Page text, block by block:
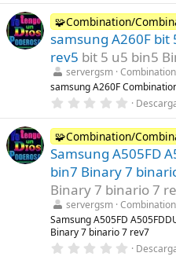
0
0
e
s
r
e
l
a
(
s
)
🧩Combination/
samsung A260F
rev5 bit 5 u5 bin5
servergsm
samsung A260F
0
0
0
e
s
t
r
e
l
l
a
(
s
🧩Combination/
Samsung A505FD
bin7 Binary 7
Binary 7 binario 7
servergsm
Samsung A505FD
Binary 7 binario 7 rev7
0